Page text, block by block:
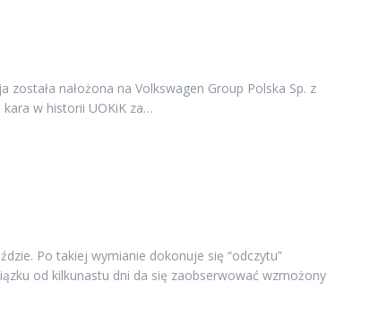
nałożona na Volkswagen Group Polska Sp. z
w historii UOKiK za…
Po takiej wymianie dokonuje się “odczytu”
od kilkunastu dni da się zaobserwować wzmożony